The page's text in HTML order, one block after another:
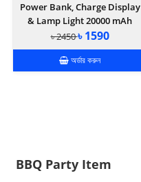
Power Bank, Charge Display
& Lamp Light 20000 mAh
৳ 2450৳ 1590
অর্ডার করুন
BBQ Party Item